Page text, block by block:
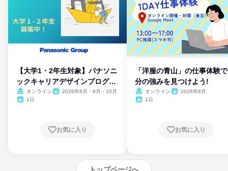
【大学1・2年生対象】パナソニ
ックキャリアデザインプログラ
ム
オンライン
2026年8月・9月・10月
1日
お気に入り
「洋服の青山」の仕事体験
分の強みを見つけよう!
オンライン
2026年8月
1日
お気に入り